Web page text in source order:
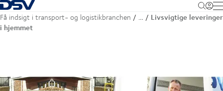
Tilbage til forsiden
Få indsigt i transport- og logistikbranchen …
Livsvigtige leveringer
i hjemmet